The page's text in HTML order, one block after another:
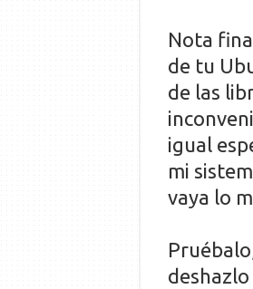
Nota
de tu
de las
igual
mi
vaya lo